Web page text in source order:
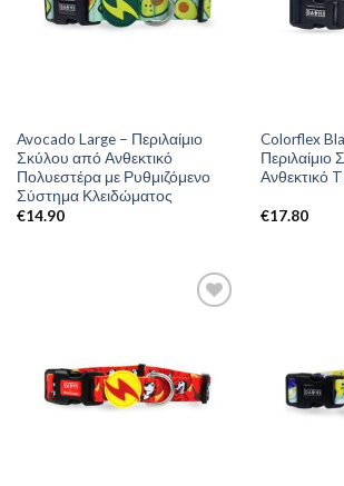
Avocado Large – Περιλαίμιο
Σκύλου από Ανθεκτικό
Πολυεστέρα με Ρυθμιζόμενο
Σύστημα Κλειδώματος
€14.90
Colorflex
Ανθεκτικό
€17.80